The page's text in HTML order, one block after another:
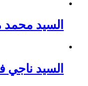
السيد محمد
السيد ناجي